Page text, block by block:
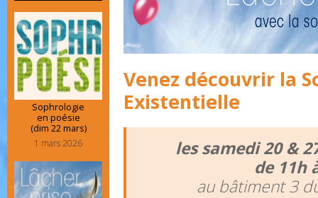
Venez découvrir la
Existentielle
les samedi 20 &
de 11h
au bâtiment 3
Sophrologie
en poésie
(dim 22 mars)
1 mars 2026